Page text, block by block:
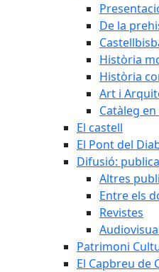
De la
Història
Història
Art i
Catàleg
El castell
El Pont del
Difusió:
Altres
Entre els
Revistes
Patrimoni
El Capbreu de